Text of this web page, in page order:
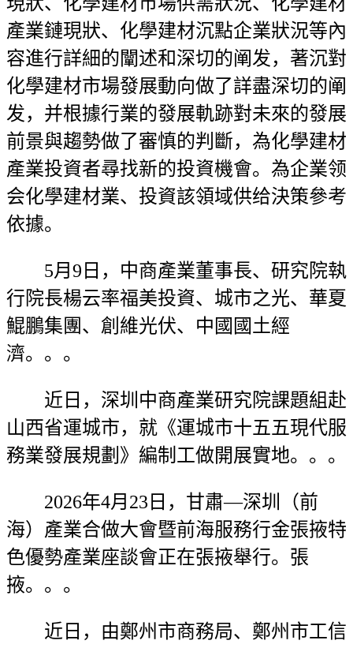
產業鏈現狀、化學建材沉點企業狀況等內
容進行詳細的闡述和深切的阐发，著沉對
化學建材市場發展動向做了詳盡深切的阐
发，并根據行業的發展軌跡對未來的發展
前景與趨勢做了審慎的判斷，為化學建材
產業投資者尋找新的投資機會。為企業领
会化學建材業、投資該領域供给決策參考
依據。
5月9日，中商產業董事長、研究院執
行院長楊云率福美投資、城市之光、華夏
鯤鵬集團、創維光伏、中國國土經
濟。。。
近日，深圳中商產業研究院課題組赴
山西省運城市，就《運城市十五五現代服
務業發展規劃》編制工做開展實地。。。
2026年4月23日，甘肅—深圳（前
海）產業合做大會暨前海服務行金張掖特
色優勢產業座談會正在張掖舉行。張
掖。。。
近日，由鄭州市商務局、鄭州市工信